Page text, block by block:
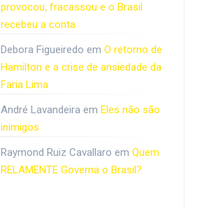
provocou, fracassou e o Brasil
recebeu a conta
Debora Figueiredo em O retorno de
Hamilton e a crise de ansiedade da
Faria Lima
André Lavandeiraem Eles não são
inimigos
Raymond Ruiz Cavallaro em Quem
RELAMENTE Governa o Brasil?